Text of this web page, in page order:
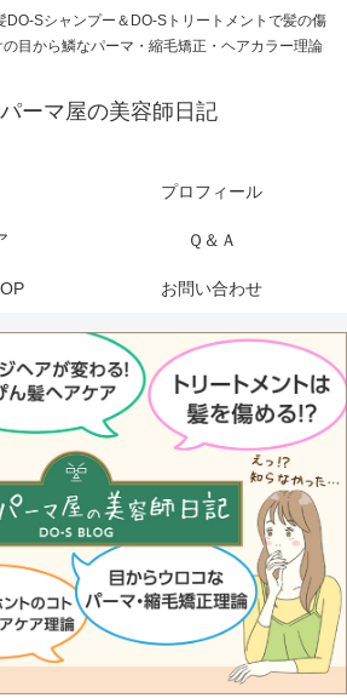
DO-Sシャンプー＆DO-Sトリートメントで髪の傷
目から鱗なパーマ・縮毛矯正・ヘアカラー理論
ーマ屋の美容師日記
プロフィール
Ｑ＆Ａ
お問い合わせ